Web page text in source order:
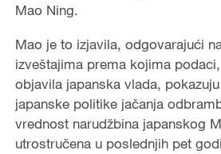
Mao Ning.
Mao je to izjavila, odgovarajući
izveštajima prema kojima
objavila japanska vlada,
japanske politike jačanja
vrednost narudžbina japanskog
utrostručena u poslednjih pet